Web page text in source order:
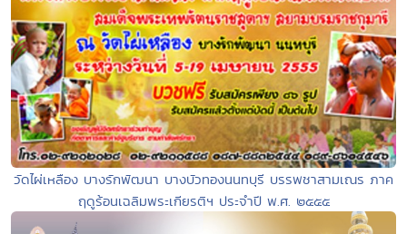
วัดไผ่เหลือง บางรักพัฒนา บางบัวทองนนทบุรี บรรพชาสามเณร ภาค
ฤดูร้อนเฉลิมพระเกียรติฯ ประจำปี พ.ศ. ๒๕๕๕